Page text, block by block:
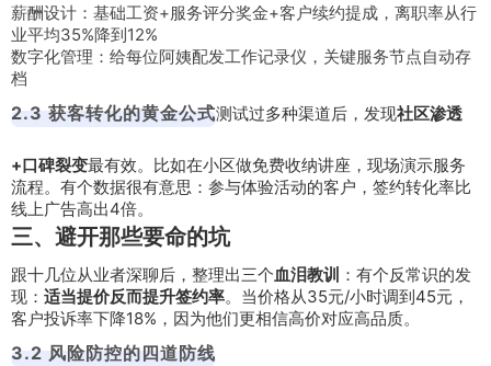
薪酬设计：基础工资+服务评分奖金+客户续约提成，离职率从行
业平均35%降到12%
数字化管理：给每位阿姨配发工作记录仪，关键服务节点自动存
档
2.3 获客转化的黄金公式测试过多种渠道后，发现社区渗透
+口碑裂变最有效。比如在小区做免费收纳讲座，现场演示服务
流程。有个数据很有意思：参与体验活动的客户，签约转化率比
线上广告高出4倍。
三、避开那些要命的坑
跟十几位从业者深聊后，整理出三个血泪教训 ：有个反常识的发
现： 适当提价反而提升签约率。当价格从35元/小时调到45元，
客户投诉率下降18%，因为他们更相信高价对应高品质。
3.2 风险防控的四道防线